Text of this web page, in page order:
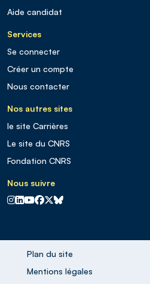
Aide candidat
Services
Se connecter
Créer un compte
Nous contacter
Nos autres sites
le site Carrières
Le site du CNRS
Fondation CNRS
Nous suivre
CNRS sur Instagram
CNRS sur Linkedin
CNRS sur Youtube
CNRS sur Facebook
CNRS sur X
CNRS sur Blus sky
Plan du site
Mentions légales